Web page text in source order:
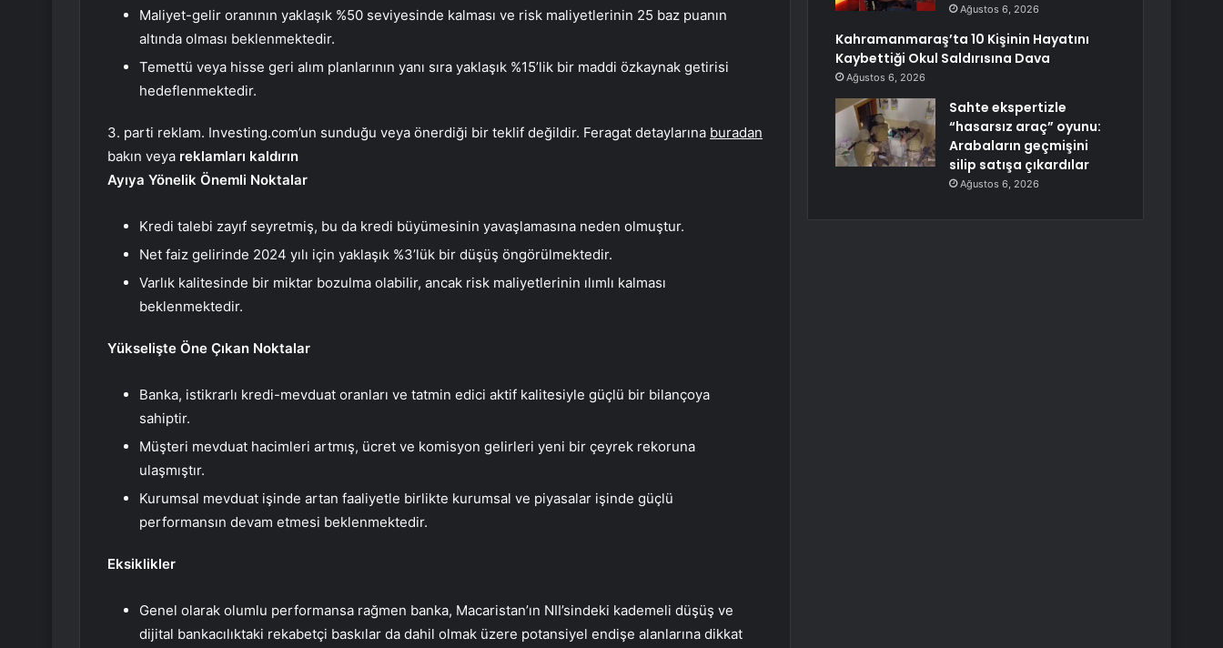
Maliyet-gelir oranının yaklaşık %50 seviyesinde kalması ve risk maliyetlerinin 25 baz puanın
altında olması beklenmektedir.
Temettü veya hisse geri alım planlarının yanı sıra yaklaşık %15’lik bir maddi özkaynak getirisi
hedeflenmektedir.
3. parti reklam. Investing.com’un sunduğu veya önerdiği bir teklif değildir. Feragat detaylarına buradan
bakın veya reklamları kaldırın
Ayıya Yönelik Önemli Noktalar
Kredi talebi zayıf seyretmiş, bu da kredi büyümesinin yavaşlamasına neden olmuştur.
Net faiz gelirinde 2024 yılı için yaklaşık %3’lük bir düşüş öngörülmektedir.
Varlık kalitesinde bir miktar bozulma olabilir, ancak risk maliyetlerinin ılımlı kalması
beklenmektedir.
Yükselişte Öne Çıkan Noktalar
Banka, istikrarlı kredi-mevduat oranları ve tatmin edici aktif kalitesiyle güçlü bir bilançoya
sahiptir.
Müşteri mevduat hacimleri artmış, ücret ve komisyon gelirleri yeni bir çeyrek rekoruna
ulaşmıştır.
Kurumsal mevduat işinde artan faaliyetle birlikte kurumsal ve piyasalar işinde güçlü
performansın devam etmesi beklenmektedir.
Eksiklikler
Genel olarak olumlu performansa rağmen banka, Macaristan’ın NII’sindeki kademeli düşüş ve
dijital bankacılıktaki rekabetçi baskılar da dahil olmak üzere potansiyel endişe alanlarına dikkat
Ağustos 6, 2026
Kahramanmaraş’ta 10 Kişinin Hayatını
Kaybettiği Okul Saldırısına Dava
Ağustos 6, 2026
Sahte ekspertizle
“hasarsız araç” oyunu:
Arabaların geçmişini
silip satışa çıkardılar
Ağustos 6, 2026